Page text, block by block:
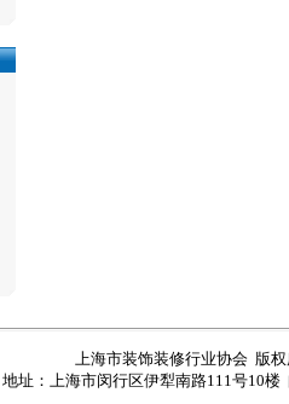
上海市装饰装修行业协会 版
地址：上海市闵行区伊犁南路111号10